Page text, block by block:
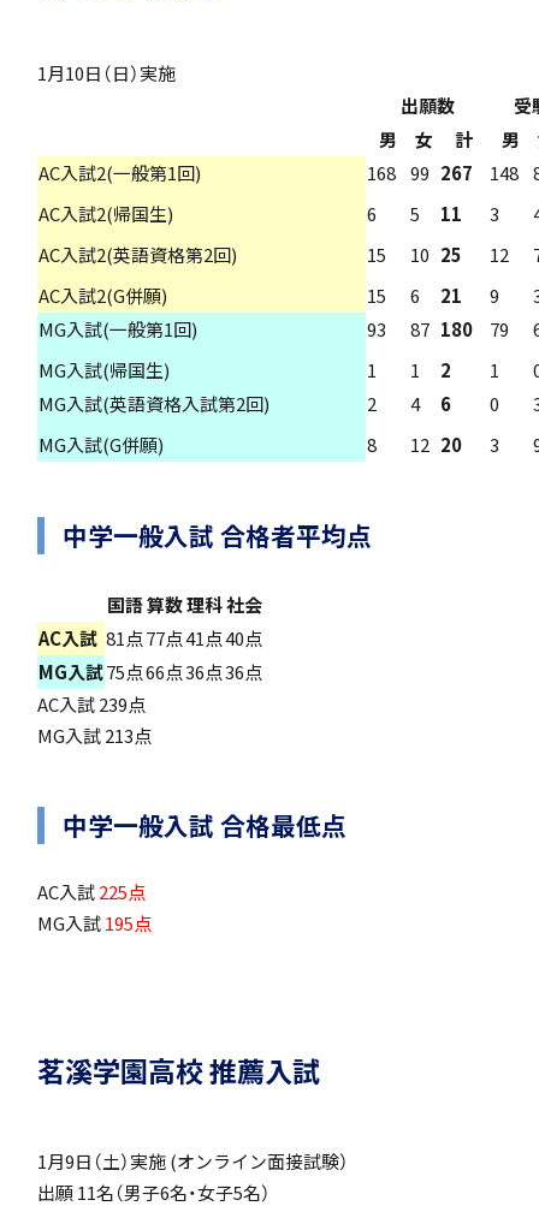
1月10日（日）実施
出願数
受
男
女 計 男
AC入試2(一般第1回)
168 99 267 148
AC入試2(帰国生)
6 5 11 3
AC入試2(英語資格第2回)
15 10 25 12
AC入試2(G併願)
15 6 21 9
MG入試(一般第1回)
93 87 180 79
MG入試(帰国生)
1 1 2 1
MG入試(英語資格入試第2回)
2 4 6 0
MG入試(G併願)
8 12 20 3
中学一般入試 合格者平均点
国語算数理科社会
AC入試 81点77点41点40点
MG入試75点66点36点36点
AC入試 239点
MG入試 213点
中学一般入試 合格最低点
AC入試225点
MG入試195点
茗溪学園高校 推薦入試
1月9日（土）実施 (オンライン面接試験）
出願 11名（男子6名・女子5名）
特色
茗溪ジェネラルクラス（MG）
国際バカロレア（IB）クラス
個人課題研究
閉じる